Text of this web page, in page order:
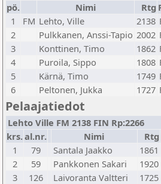
pö.
Nimi Rtg
1
FM Lehto, Ville 2138
2
Pulkkanen, Anssi-Tapio 2002
3
Konttinen, Timo 1862
4
Puroila, Sippo 1808
5
Kärnä, Timo 1749
6
Peltonen, Jukka 1727
Pelaajatiedot
Lehto Ville FM 2138 FIN Rp:2266
krs.al.nr. Nimi Rtg
1
79 Santala Jaakko 1861
2
59 Pankkonen Sakari 1920
3
126 Laivoranta Valtteri 1725